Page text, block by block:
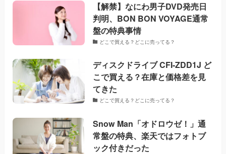
【解禁】なにわ男子DVD発売日
判明、BON BON VOYAGE通常
盤の特典事情
どこで買える？どこに売ってる？
ディスクドライブ CFI-ZDD1J ど
こで買える？在庫と価格差を見
てきた
どこで買える？どこに売ってる？
Snow Man「オドロウゼ！」通
常盤の特典、楽天ではフォトブ
ック付きだった